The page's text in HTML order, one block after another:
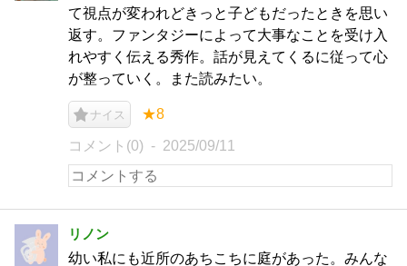
て視点が変われどきっと子どもだったときを思い
返す。ファンタジーによって大事なことを受け入
れやすく伝える秀作。話が見えてくるに従って心
が整っていく。また読みたい。
ナイス ★8
コメント(0) 2025/09/11
リノン
幼い私にも近所のあちこちに庭があった。みんな